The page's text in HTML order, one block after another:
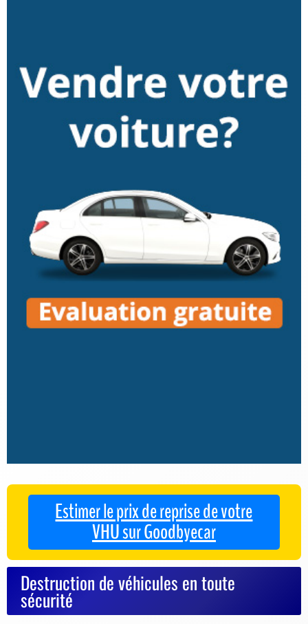
Estimer le prix de reprise de votre
VHU sur Goodbyecar
Destruction de véhicules en toute
sécurité